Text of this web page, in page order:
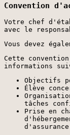
Convention
Votre chef
avec le
Vous devez
Cette
informations
Objectifs
Élève
tâches
Prise en
d'assurance